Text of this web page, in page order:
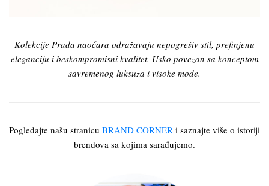
Kolekcije Prada naočara odražavaju nepogrešiv stil, prefinjenu
eleganciju i beskompromisni kvalitet. Usko povezan sa konceptom
savremenog luksuza i visoke mode.
Pogledajte našu stranicu BRAND CORNER i saznajte više o istoriji
brendova sa kojima sarađujemo.